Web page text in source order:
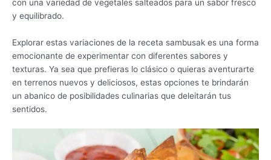
con una variedad de vegetales salteados para un sabor fresco
y equilibrado.
Explorar estas variaciones de la receta sambusak es una forma
emocionante de experimentar con diferentes sabores y
texturas. Ya sea que prefieras lo clásico o quieras aventurarte
en terrenos nuevos y deliciosos, estas opciones te brindarán
un abanico de posibilidades culinarias que deleitarán tus
sentidos.